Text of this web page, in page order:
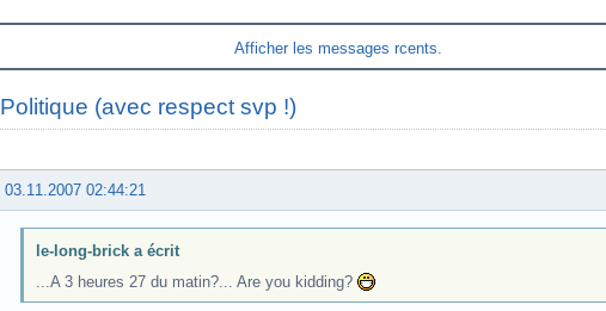
Afficher les messages rcents.
Politique (avec respect svp !)
03.11.2007 02:44:21
le-long-brick a écrit
...A 3 heures 27 du matin?... Are you kidding?